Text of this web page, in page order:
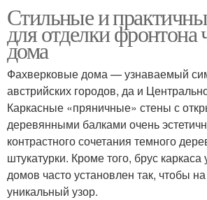
Стильные и
для отделки фронтона
дома
Фахверковые дома — узнаваемый
австрийских городов, да и
Каркасные «пряничные» стены с
деревянными балками очень
контрастного сочетания темного
штукатурки. Кроме того, брус
домов часто установлен так, чтобы
уникальный узор.